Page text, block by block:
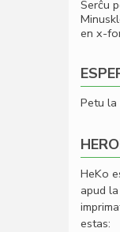
Serĉu
en x-
Petu la
HeKo
apud
estas: